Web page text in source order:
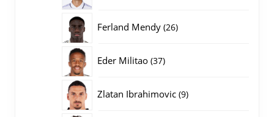
Ferland Mendy 2626
Eder Militao 3737
Zlatan Ibrahimovic 99